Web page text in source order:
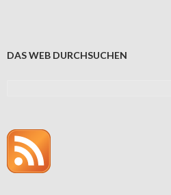
DAS WEB DURCHSUCHEN